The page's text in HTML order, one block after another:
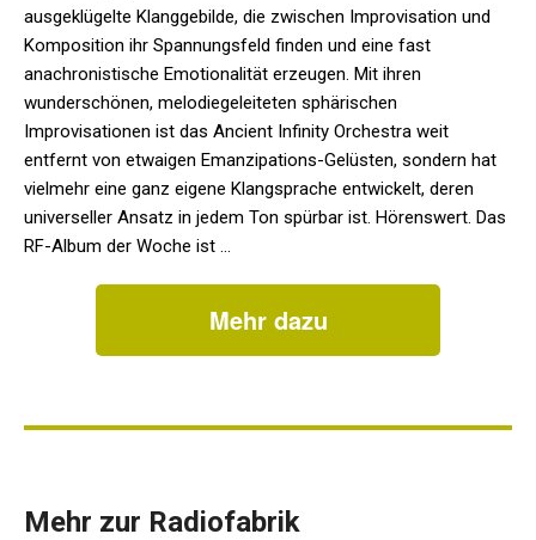
ausgeklügelte Klanggebilde, die zwischen Improvisation und
Komposition ihr Spannungsfeld finden und eine fast
anachronistische Emotionalität erzeugen. Mit ihren
wunderschönen, melodiegeleiteten sphärischen
Improvisationen ist das Ancient Infinity Orchestra weit
entfernt von etwaigen Emanzipations-Gelüsten, sondern hat
vielmehr eine ganz eigene Klangsprache entwickelt, deren
universeller Ansatz in jedem Ton spürbar ist. Hörenswert. Das
RF-Album der Woche ist …
Mehr dazu
Mehr zur Radiofabrik